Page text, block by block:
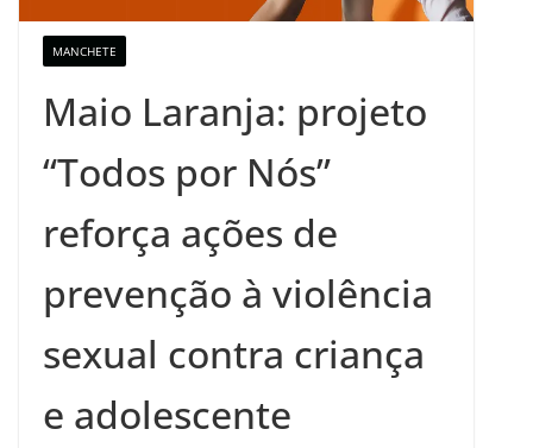
MANCHETE
Maio Laranja: projeto
“Todos por Nós”
reforça ações de
prevenção à violência
sexual contra criança
e adolescente